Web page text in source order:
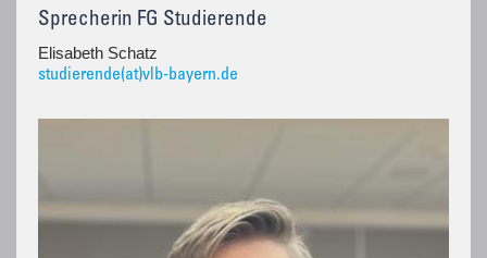
Sprecherin FG Studierende
Elisabeth Schatz
studierende(at)vlb-bayern.de